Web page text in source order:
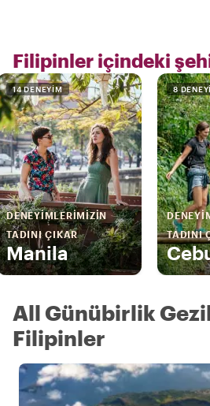
Filipinler içindeki
14 DENEYIM
DENEYIMLERIMIZIN
TADINI ÇIKAR
Manila
8
TADINI
All Günübirlik
Filipinler